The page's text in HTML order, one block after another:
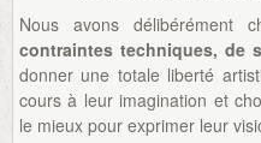
Nous avons délibérément
contraintes techniques, de
donner une totale liberté
cours à leur imagination et
le mieux pour exprimer leur